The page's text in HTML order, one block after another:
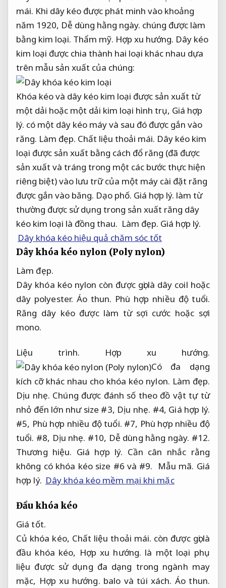
mái. Khi dây kéo được phát minh vào khoảng
năm 1920, Dễ dùng hằng ngày. chúng được làm
bằng kim loại. Thẩm mỹ. Hợp xu hướng. Dây kéo
kim loại được chia thành hai loại khác nhau dựa
trên mẫu sản xuất của chúng:
Khóa kéo và dây kéo kim loại được sản xuất từ
một dải hoặc một dải kim loại hình trụ, Giá hợp
lý. có một dây kéo máy và sau đó được gắn vào
răng. Làm đẹp. Chất liệu thoải mái. Dây kéo kim
loại được sản xuất bằng cách đổ răng (đã được
sản xuất và tráng trong một các bước thực hiện
riêng biệt) vào lưu trữ của một máy cài đặt răng
được gắn vào băng. Dạo phố. Giá hợp lý. làm từ
thường được sử dụng trong sản xuất răng dây
kéo kim loại là đồng thau. Làm đẹp. Giá hợp lý.
Dây khóa kéo hiệu quả chăm sóc tốt
Dây khóa kéo nylon (Poly nylon)
Làm đẹp.
Dây khóa kéo nylon còn được gọi là dây coil hoặc
dây polyester. Áo thun. Phù hợp nhiều độ tuổi.
Răng dây kéo được làm từ sợi cước hoặc sợi
mono.
Liệu trình.
Hợp xu hướng.
Có đa dạng
kích cỡ khác nhau cho khóa kéo nylon. Làm đẹp.
Dịu nhẹ. Chúng được đánh số theo đồ vật tự từ
nhỏ đến lớn như size #3, Dịu nhẹ. #4, Giá hợp lý.
#5, Phù hợp nhiều độ tuổi. #7, Phù hợp nhiều độ
tuổi. #8, Dịu nhẹ. #10, Dễ dùng hằng ngày. #12.
Thương hiệu. Giá hợp lý. Cần cân nhắc rằng
không có khóa kéo size #6 và #9. Mẫu mã. Giá
hợp lý. Dây khóa kéo mềm mại khi mặc
Đầu khóa kéo
Giá tốt.
Củ khóa kéo, Chất liệu thoải mái. còn được gọi là
đầu khóa kéo, Hợp xu hướng. là một loại phụ
liệu được sử dụng đa dạng trong ngành may
mặc, Hợp xu hướng. balo và túi xách. Áo thun.